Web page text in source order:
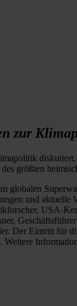
zur
größten
globalen
und aktuelle
USA-
Der Eintritt für